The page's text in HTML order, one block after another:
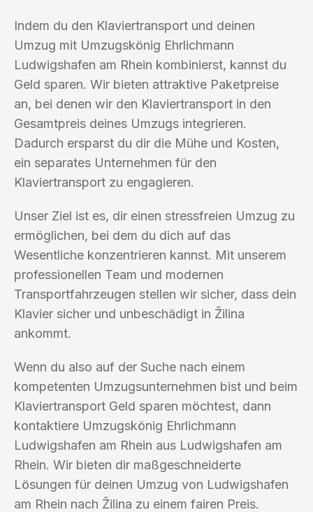
Indem du den Klaviertransport und deinen
Umzug mit Umzugskönig Ehrlichmann
Ludwigshafen am Rhein kombinierst, kannst du
Geld sparen. Wir bieten attraktive Paketpreise
an, bei denen wir den Klaviertransport in den
Gesamtpreis deines Umzugs integrieren.
Dadurch ersparst du dir die Mühe und Kosten,
ein separates Unternehmen für den
Klaviertransport zu engagieren.
Unser Ziel ist es, dir einen stressfreien Umzug zu
ermöglichen, bei dem du dich auf das
Wesentliche konzentrieren kannst. Mit unserem
professionellen Team und modernen
Transportfahrzeugen stellen wir sicher, dass dein
Klavier sicher und unbeschädigt in Žilina
ankommt.
Wenn du also auf der Suche nach einem
kompetenten Umzugsunternehmen bist und beim
Klaviertransport Geld sparen möchtest, dann
kontaktiere Umzugskönig Ehrlichmann
Ludwigshafen am Rhein aus Ludwigshafen am
Rhein. Wir bieten dir maßgeschneiderte
Lösungen für deinen Umzug von Ludwigshafen
am Rhein nach Žilina zu einem fairen Preis.